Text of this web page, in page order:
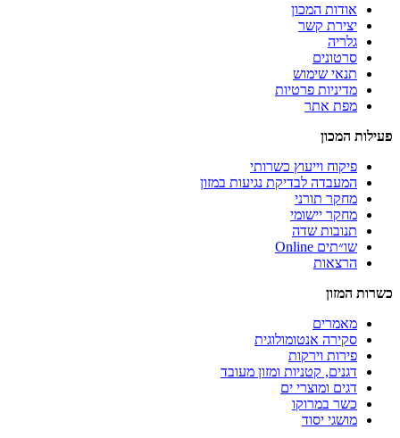
אודות המכון
יצירת קשר
גלריה
סרטונים
תנאי שימוש
מדיניות פרטיות
מפת אתר
פעילות המכון
פיקוח וייעוץ כשרותי
המעבדה לבדיקת נגיעות במזון
מחקר תורני
מחקר יישומי
תנובות שדה
שו״תים Online
הרצאות
כשרות המזון
מאמרים
סקירה אנטומולוגית
פירות וירקות
דגנים, קטניות ומזון מעובד
דגים ומוצרי ים
כשר במרוקו
מושגי יסוד